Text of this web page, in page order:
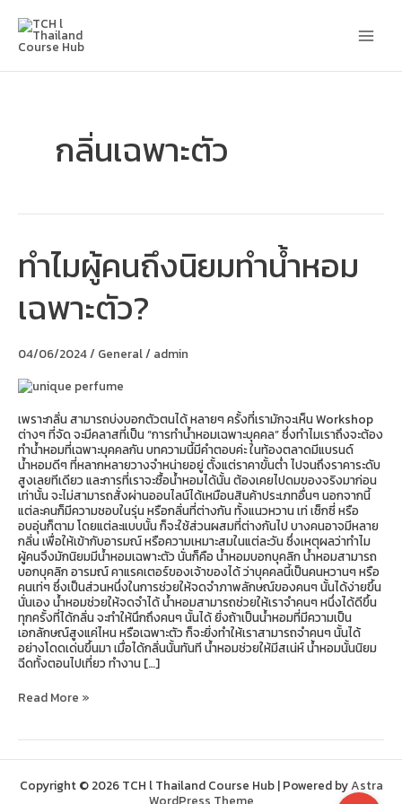
content
กลิ่นเฉพาะตัว
ทำไมผู้คนถึงนิยมทำน้ำหอม
เฉพาะตัว?
04/06/2024/ General/ admin
เพราะกลิ่น สามารถบ่งบอกตัวตนได้ หลายๆ ครั้งที่เรามักจะเห็น Workshop
ต่างๆ ที่จัด จะมีคลาสที่เป็น “การทำน้ำหอมเฉพาะบุคคล” ซึ่งทำไมเราถึงจะต้อง
ทำน้ำหอมที่เฉพาะบุคคลกัน บทความนี้มีคำตอบค่ะ ในท้องตลาดมีแบรนด์
น้ำหอมดีๆ ที่หลากหลายวางจำหน่ายอยู่ ตั้งแต่ราคาขั้นต่ำ ไปจนถึงราคาระดับ
สูงเลยทีเดียว และการที่เราจะซื้อน้ำหอมได้นั้น ต้องเคยไปดมของจริงมาก่อน
เท่านั้น จะไม่สามารถสั่งผ่านออนไลน์ได้เหมือนสินค้าประเภทอื่นๆ นอกจากนี้
แต่ละคนก็มีความชอบในรุ่น หรือกลิ่นที่ต่างกัน ทั้งแนวหวาน เท่ เซ็กซี่ หรือ
อบอุ่นก็ตาม โดยแต่ละแบบนั้น ก็จะใช้ส่วนผสมที่ต่างกันไป บางคนอาจมีหลาย
กลิ่น เพื่อให้เข้ากับอารมณ์ หรือความเหมาะสมในแต่ละวัน ซึ่งเหตุผลว่าทำไม
ผู้คนจึงมักนิยมมีน้ำหอมเฉพาะตัว นั่นก็คือ น้ำหอมบอกบุคลิก น้ำหอมสามารถ
บอกบุคลิก อารมณ์ คาแรคเตอร์ของเจ้าของได้ ว่าบุคคลนี้เป็นคนหวานๆ หรือ
คนเท่ๆ ซึ่งเป็นส่วนหนึ่งในการช่วยให้จดจำภาพลักษณ์ของคนๆ นั้นได้ง่ายขึ้น
นั่นเอง น้ำหอมช่วยให้จดจำได้ น้ำหอมสามารถช่วยให้เราจำคนๆ หนึ่งได้ดีขึ้น
ทุกครั้งที่ได้กลิ่น จะทำให้นึกถึงคนๆ นั้นได้ ยิ่งถ้าเป็นน้ำหอมที่มีความเป็น
เอกลักษณ์สูงแค่ไหน หรือเฉพาะตัว ก็จะยิ่งทำให้เราสามารถจำคนๆ นั้นได้
อย่างโดดเด่นขึ้นมา เมื่อได้กลิ่นนั้นทันที น้ำหอมช่วยให้มีสเน่ห์ น้ำหอมนั้นนิยม
ฉีดทั้งตอนไปเที่ยว ทำงาน […]
ทำไม
ผู้คน
ถึง
ทำ
ตัว?
Read More »
Copyright © 2026 TCH l Thailand Course Hub | Powered byAstra
WordPress Theme